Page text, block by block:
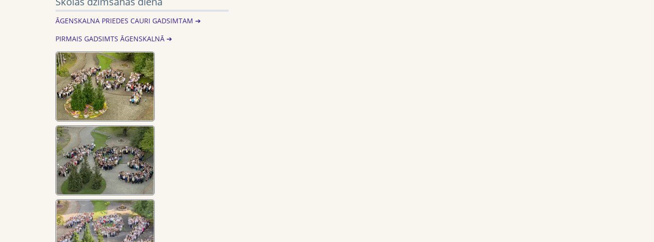
ĀGENSKALNA PRIEDES CAURI GADSIMTAM ➔
PIRMAIS GADSIMTS ĀGENSKALNĀ ➔